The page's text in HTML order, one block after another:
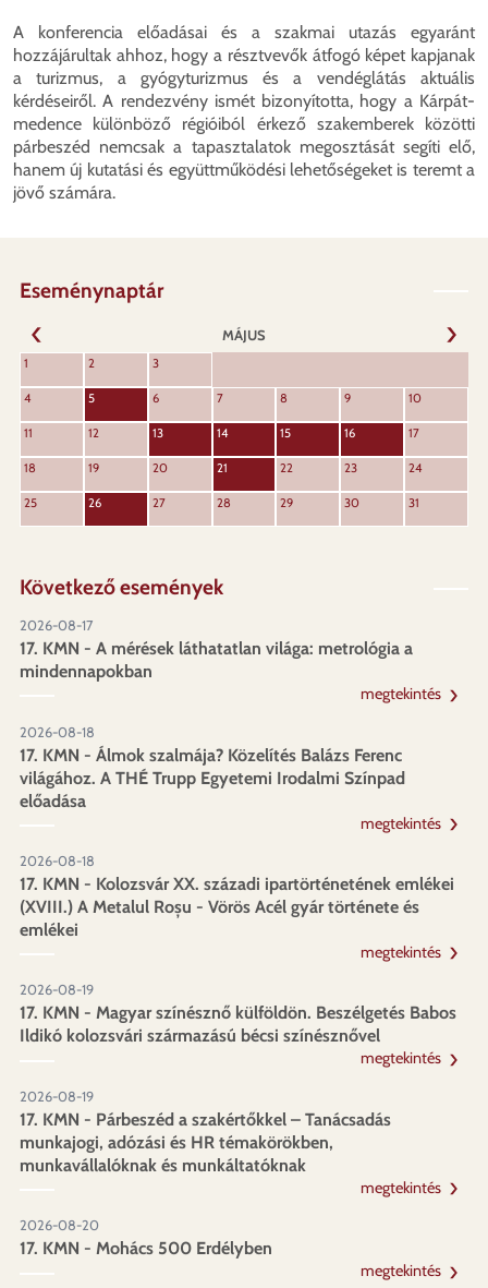
A konferencia előadásai és a szakmai utazás egyaránt
hozzájárultak ahhoz, hogy a résztvevők átfogó képet kapjanak
a turizmus, a gyógyturizmus és a vendéglátás aktuális
kérdéseiről. A rendezvény ismét bizonyította, hogy a Kárpát-
medence különböző régióiból érkező szakemberek közötti
párbeszéd nemcsak a tapasztalatok megosztását segíti elő,
hanem új kutatási és együttműködési lehetőségeket is teremt a
jövő számára.
Eseménynaptár
ELŐZŐ
MÁJUS
1 2 3
4 5 6 7 8 9 10
11 12 13 14 15 16 17
18 19 20 21 22 23 24
25 26 27 28 29 30 31
Következő események
2026-08-17
17. KMN - A mérések láthatatlan világa: metrológia a
mindennapokban
megtekintés
2026-08-18
17. KMN - Álmok szalmája? Közelítés Balázs Ferenc
világához. A THÉ Trupp Egyetemi Irodalmi Színpad
előadása
megtekintés
2026-08-18
17. KMN - Kolozsvár XX. századi ipartörténetének emlékei
(XVIII.) A Metalul Roșu - Vörös Acél gyár története és
emlékei
megtekintés
2026-08-19
17. KMN - Magyar színésznő külföldön. Beszélgetés Babos
Ildikó kolozsvári származású bécsi színésznővel
megtekintés
2026-08-19
17. KMN - Párbeszéd a szakértőkkel – Tanácsadás
munkajogi, adózási és HR témakörökben,
munkavállalóknak és munkáltatóknak
megtekintés
2026-08-20
17. KMN - Mohács 500 Erdélyben
megtekintés